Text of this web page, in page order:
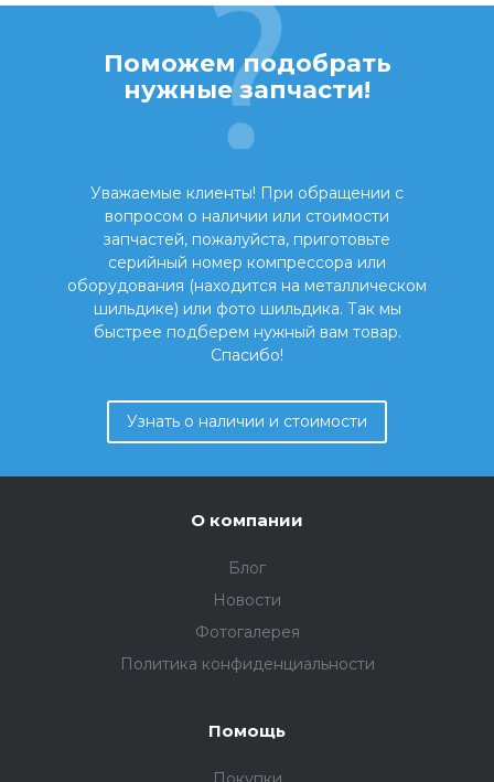
Поможем подобрать
нужные запчасти!
Уважаемые клиенты! При обращении с
вопросом о наличии или стоимости
запчастей, пожалуйста, приготовьте
серийный номер компрессора или
оборудования (находится на металлическом
шильдике) или фото шильдика. Так мы
быстрее подберем нужный вам товар.
Спасибо!
Узнать о наличии и стоимости
О компании
Блог
Новости
Фотогалерея
Политика конфиденциальности
Помощь